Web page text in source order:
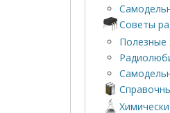
Советы
Полезные